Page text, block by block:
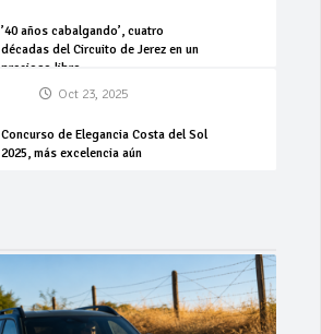
’40 años cabalgando’, cuatro
décadas del Circuito de Jerez en un
precioso libro
Oct 23, 2025
Concurso de Elegancia Costa del Sol
2025, más excelencia aún